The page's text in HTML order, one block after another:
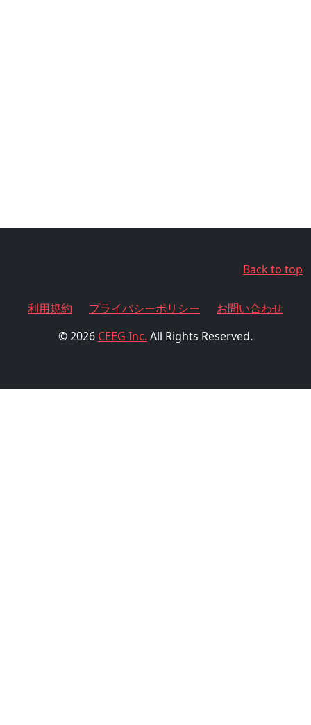
Back to top
利用規約 プライバシーポリシー
お問い合わせ
© 2026 CEEG Inc. All Rights Reserved.